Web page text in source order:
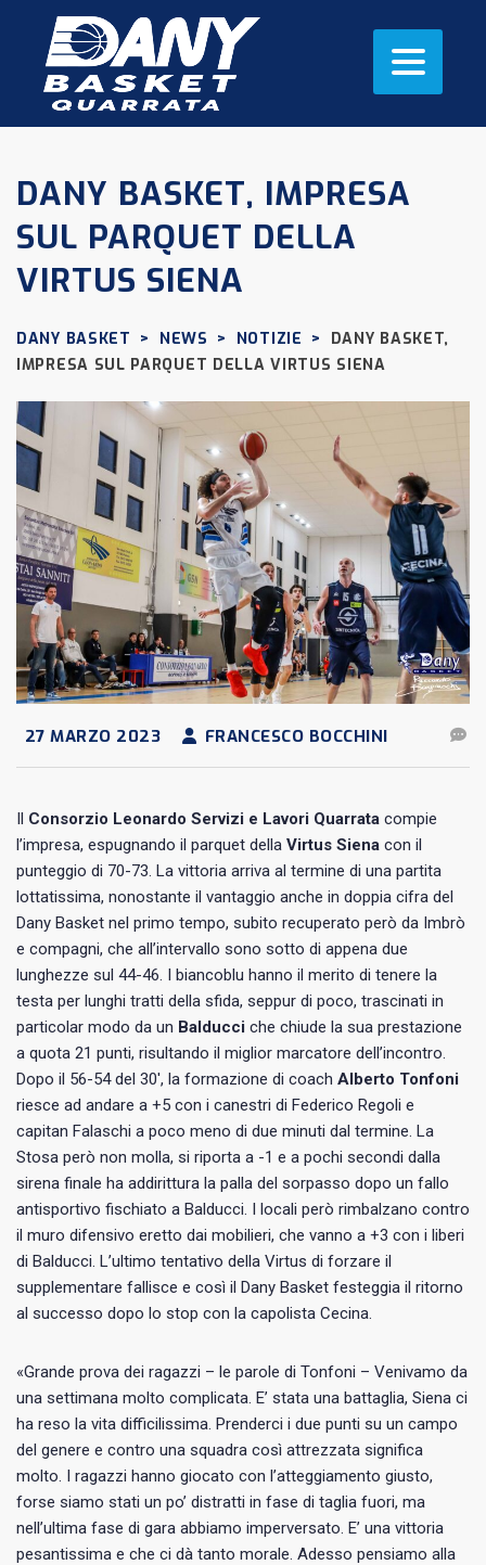
DANY BASKET, IMPRESA
SUL PARQUET DELLA
VIRTUS SIENA
DANY BASKET > NEWS > NOTIZIE >
DANY BASKET,
IMPRESA SUL PARQUET DELLA VIRTUS SIENA
27 MARZO 2023 FRANCESCO BOCCHINI
Il Consorzio Leonardo Servizi e Lavori Quarrata compie
l’impresa, espugnando il parquet della Virtus Siena con il
punteggio di 70-73. La vittoria arriva al termine di una partita
lottatissima, nonostante il vantaggio anche in doppia cifra del
Dany Basket nel primo tempo, subito recuperato però da Imbrò
e compagni, che all’intervallo sono sotto di appena due
lunghezze sul 44-46. I biancoblu hanno il merito di tenere la
testa per lunghi tratti della sfida, seppur di poco, trascinati in
particolar modo da un Balducci che chiude la sua prestazione
a quota 21 punti, risultando il miglior marcatore dell’incontro.
Dopo il 56-54 del 30′, la formazione di coach Alberto Tonfoni
riesce ad andare a +5 con i canestri di Federico Regoli e
capitan Falaschi a poco meno di due minuti dal termine. La
Stosa però non molla, si riporta a -1 e a pochi secondi dalla
sirena finale ha addirittura la palla del sorpasso dopo un fallo
antisportivo fischiato a Balducci. I locali però rimbalzano contro
il muro difensivo eretto dai mobilieri, che vanno a +3 con i liberi
di Balducci. L’ultimo tentativo della Virtus di forzare il
supplementare fallisce e così il Dany Basket festeggia il ritorno
al successo dopo lo stop con la capolista Cecina.
«Grande prova dei ragazzi – le parole di Tonfoni – Venivamo da
una settimana molto complicata. E’ stata una battaglia, Siena ci
ha reso la vita difficilissima. Prenderci i due punti su un campo
del genere e contro una squadra così attrezzata significa
molto. I ragazzi hanno giocato con l’atteggiamento giusto,
forse siamo stati un po’ distratti in fase di taglia fuori, ma
nell’ultima fase di gara abbiamo imperversato. E’ una vittoria
pesantissima e che ci dà tanto morale. Adesso pensiamo alla